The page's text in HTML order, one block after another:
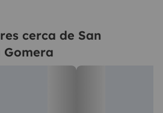
cerca de San
Gomera